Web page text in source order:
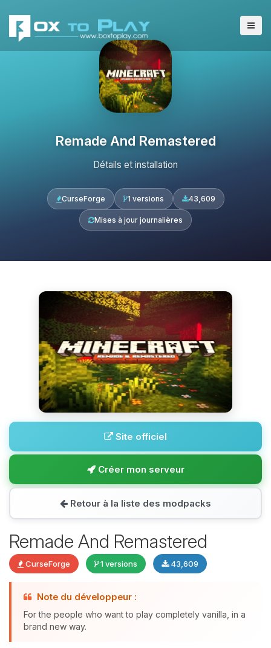
Remade And Remastered
Détails et installation
CurseForge 1 versions 43,609
Mises à jour journalières
Site officiel
Créer mon serveur
Retour à la liste des modpacks
Remade And Remastered
CurseForge 1 versions 43,609
Note du développeur :
For the people who want to play completely vanilla, in a
brand new way.
Youpi, enfin quelqu’un pour me
parler ! Moi c’est Choupy, ton petit
assistant BoxToPlay. Dis-moi ce dont